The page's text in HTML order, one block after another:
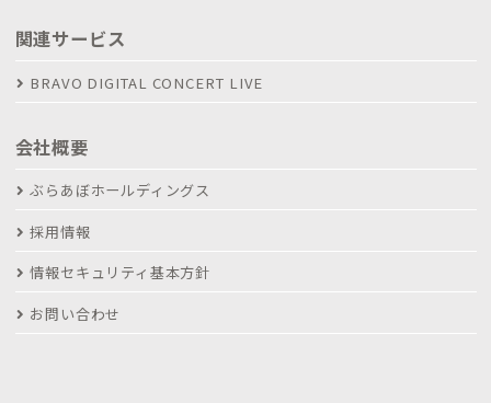
関連サービス
BRAVO DIGITAL CONCERT LIVE
会社概要
ぶらあぼホールディングス
採用情報
情報セキュリティ基本方針
お問い合わせ